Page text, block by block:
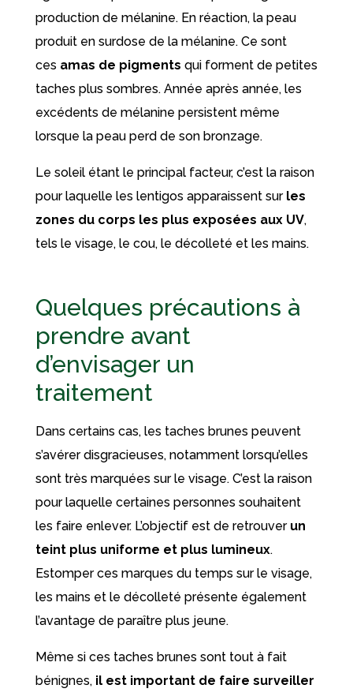
production de mélanine. En réaction, la peau
produit en surdose de la mélanine. Ce sont
ces amas de pigments qui forment de petites
taches plus sombres. Année après année, les
excédents de mélanine persistent même
lorsque la peau perd de son bronzage.
Le soleil étant le principal facteur, c’est la raison
pour laquelle les lentigos apparaissent sur les
zones du corps les plus exposées aux UV,
tels le visage, le cou, le décolleté et les mains.
Quelques précautions à
prendre avant
d’envisager un
traitement
Dans certains cas, les taches brunes peuvent
s’avérer disgracieuses, notamment lorsqu’elles
sont très marquées sur le visage. C’est la raison
pour laquelle certaines personnes souhaitent
les faire enlever. L’objectif est de retrouver un
teint plus uniforme et plus lumineux.
Estomper ces marques du temps sur le visage,
les mains et le décolleté présente également
l’avantage de paraître plus jeune.
Même si ces taches brunes sont tout à fait
bénignes, il est important de faire surveiller